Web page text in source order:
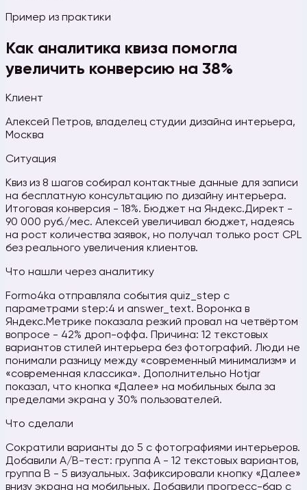
Пример из практики
Как аналитика квиза помогла
увеличить конверсию на 38%
Клиент
Алексей Петров, владелец студии дизайна интерьера,
Москва
Ситуация
Квиз из 8 шагов собирал контактные данные для записи
на бесплатную консультацию по дизайну интерьера.
Итоговая конверсия - 18%. Бюджет на Яндекс.Директ -
90 000 руб./мес. Алексей увеличивал бюджет, надеясь
на рост количества заявок, но получал только рост CPL
без реального увеличения клиентов.
Что нашли через аналитику
Formo4ka отправляла события quiz_step с
параметрами step:4 и answer_text. Воронка в
Яндекс.Метрике показала резкий провал на четвёртом
вопросе - 42% дроп-оффа. Причина: 12 текстовых
вариантов стилей интерьера без фотографий. Люди не
понимали разницу между «современный минимализм» и
«современная классика». Дополнительно Hotjar
показал, что кнопка «Далее» на мобильных была за
пределами экрана у 30% пользователей.
Что сделали
Сократили варианты до 5 с фотографиями интерьеров.
Добавили A/B-тест: группа A - 12 текстовых вариантов,
группа B - 5 визуальных. Зафиксировали кнопку «Далее»
внизу экрана на мобильных. Добавили прогресс-бар с